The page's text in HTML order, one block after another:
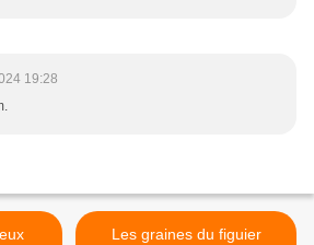
19:28
Les graines du figuier